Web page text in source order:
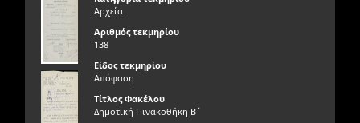
Αρχεία
Αριθμός τεκμηρίου
138
Είδος τεκμηρίου
Απόφαση
Τίτλος Φακέλου
Δημοτική Πινακοθήκη Β΄